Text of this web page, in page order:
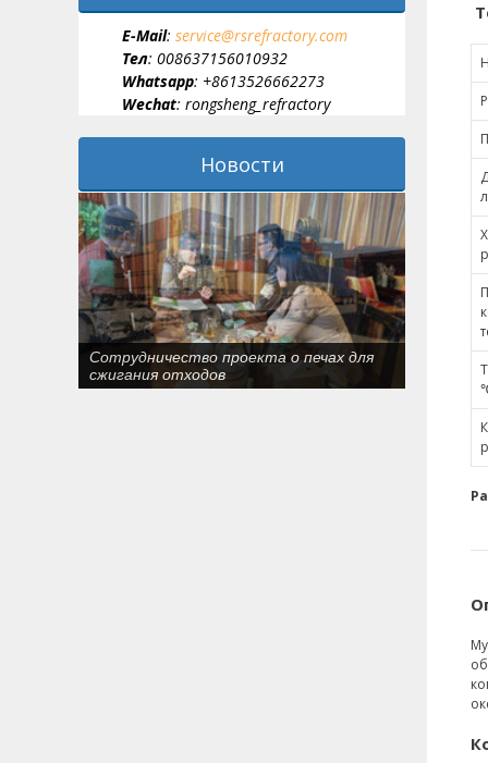
E-Мail: service@rsrefractory.com
Тел: 008637156010932
Whatsapp: +8613526662273
Wechat: rongsheng_refractory
Новости
146 тонн огнеупорых кирпичей
экспортировалися в Кыргызстан